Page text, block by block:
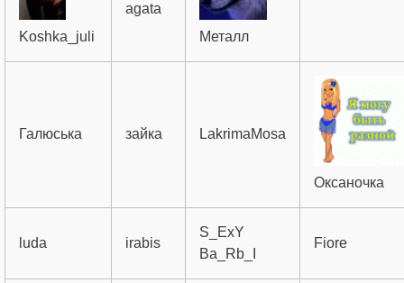
Koshka_juli
agata
Металл
Галюська зайка LakrimaMosa
Оксаночка
luda irabis
S_ExY
Ba_Rb_I
Fiore